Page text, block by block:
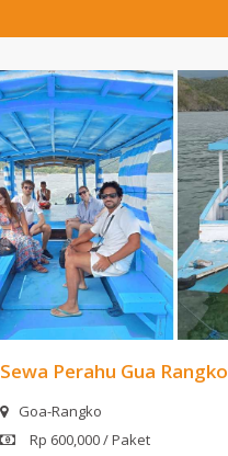
Sewa Perahu Gua Rangko
Goa-Rangko
Rp 600,000 / Paket